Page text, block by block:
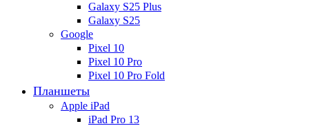
Galaxy S25 Plus
Galaxy S25
Google
Pixel 10
Pixel 10 Pro
Pixel 10 Pro Fold
Планшеты
Apple iPad
iPad Pro 13